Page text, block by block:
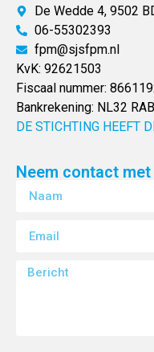
De Wedde 4, 9502
06-55302393
fpm@sjsfpm.nl
KvK: 92621503
Fiscaal nummer:
Bankrekening: NL32
DE STICHTING HEEFT
Neem contact